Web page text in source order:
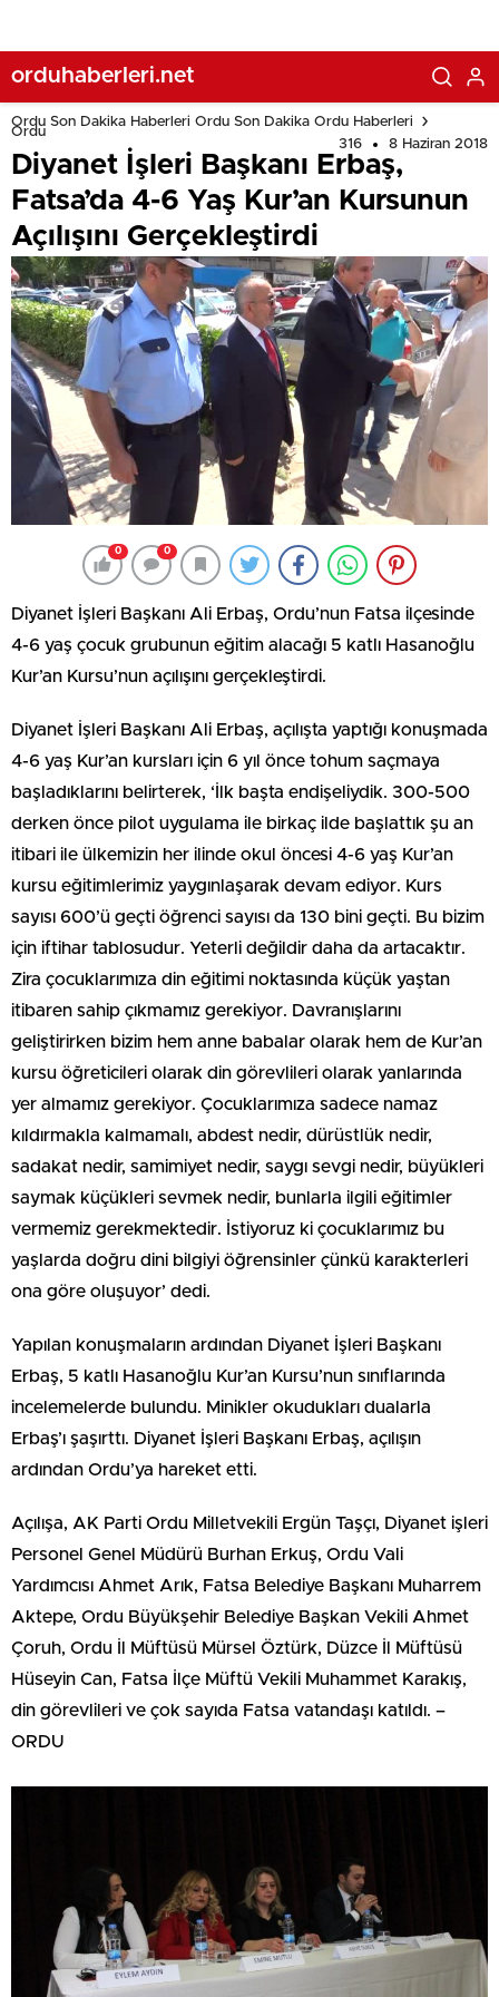
orduhaberleri.net
Ordu Son Dakika Haberleri Ordu Son Dakika Ordu Haberleri
Ordu
316
8 Haziran 2018
Diyanet İşleri Başkanı Erbaş,
Fatsa’da 4-6 Yaş Kur’an Kursunun
Açılışını Gerçekleştirdi
0 0
Diyanet İşleri Başkanı Ali Erbaş, Ordu’nun Fatsa ilçesinde
4-6 yaş çocuk grubunun eğitim alacağı 5 katlı Hasanoğlu
Kur’an Kursu’nun açılışını gerçekleştirdi.
Diyanet İşleri Başkanı Ali Erbaş, açılışta yaptığı konuşmada
4-6 yaş Kur’an kursları için 6 yıl önce tohum saçmaya
başladıklarını belirterek, ‘İlk başta endişeliydik. 300-500
derken önce pilot uygulama ile birkaç ilde başlattık şu an
itibari ile ülkemizin her ilinde okul öncesi 4-6 yaş Kur’an
kursu eğitimlerimiz yaygınlaşarak devam ediyor. Kurs
sayısı 600’ü geçti öğrenci sayısı da 130 bini geçti. Bu bizim
için iftihar tablosudur. Yeterli değildir daha da artacaktır.
Zira çocuklarımıza din eğitimi noktasında küçük yaştan
itibaren sahip çıkmamız gerekiyor. Davranışlarını
geliştirirken bizim hem anne babalar olarak hem de Kur’an
kursu öğreticileri olarak din görevlileri olarak yanlarında
yer almamız gerekiyor. Çocuklarımıza sadece namaz
kıldırmakla kalmamalı, abdest nedir, dürüstlük nedir,
sadakat nedir, samimiyet nedir, saygı sevgi nedir, büyükleri
saymak küçükleri sevmek nedir, bunlarla ilgili eğitimler
vermemiz gerekmektedir. İstiyoruz ki çocuklarımız bu
yaşlarda doğru dini bilgiyi öğrensinler çünkü karakterleri
ona göre oluşuyor’ dedi.
Yapılan konuşmaların ardından Diyanet İşleri Başkanı
Erbaş, 5 katlı Hasanoğlu Kur’an Kursu’nun sınıflarında
incelemelerde bulundu. Minikler okudukları dualarla
Erbaş’ı şaşırttı. Diyanet İşleri Başkanı Erbaş, açılışın
ardından Ordu’ya hareket etti.
Açılışa, AK Parti Ordu Milletvekili Ergün Taşçı, Diyanet işleri
Personel Genel Müdürü Burhan Erkuş, Ordu Vali
Yardımcısı Ahmet Arık, Fatsa Belediye Başkanı Muharrem
Aktepe, Ordu Büyükşehir Belediye Başkan Vekili Ahmet
Çoruh, Ordu İl Müftüsü Mürsel Öztürk, Düzce İl Müftüsü
Hüseyin Can, Fatsa İlçe Müftü Vekili Muhammet Karakış,
din görevlileri ve çok sayıda Fatsa vatandaşı katıldı. –
ORDU